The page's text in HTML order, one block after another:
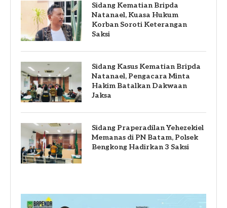
Sidang Kematian Bripda
Natanael, Kuasa Hukum
Korban Soroti Keterangan
Saksi
Sidang Kasus Kematian Bripda
Natanael, Pengacara Minta
Hakim Batalkan Dakwaan
Jaksa
Sidang Praperadilan Yehezekiel
Memanas di PN Batam, Polsek
Bengkong Hadirkan 3 Saksi